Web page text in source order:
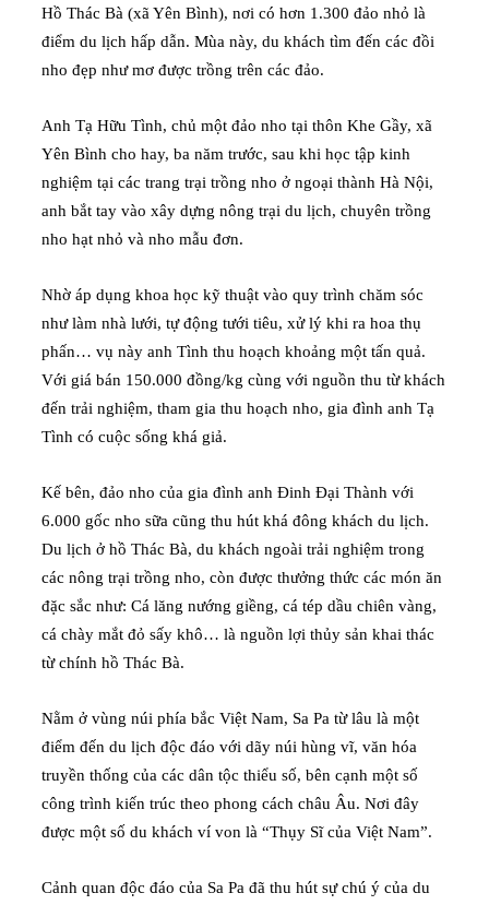
Hồ Thác Bà (xã Yên Bình), nơi có hơn 1.300 đảo nhỏ là
điểm du lịch hấp dẫn. Mùa này, du khách tìm đến các đồi
nho đẹp như mơ được trồng trên các đảo.
Anh Tạ Hữu Tình, chủ một đảo nho tại thôn Khe Gầy, xã
Yên Bình cho hay, ba năm trước, sau khi học tập kinh
nghiệm tại các trang trại trồng nho ở ngoại thành Hà Nội,
anh bắt tay vào xây dựng nông trại du lịch, chuyên trồng
nho hạt nhỏ và nho mẫu đơn.
Nhờ áp dụng khoa học kỹ thuật vào quy trình chăm sóc
như làm nhà lưới, tự động tưới tiêu, xử lý khi ra hoa thụ
phấn… vụ này anh Tình thu hoạch khoảng một tấn quả.
Với giá bán 150.000 đồng/kg cùng với nguồn thu từ khách
đến trải nghiệm, tham gia thu hoạch nho, gia đình anh Tạ
Tình có cuộc sống khá giả.
Kế bên, đảo nho của gia đình anh Đinh Đại Thành với
6.000 gốc nho sữa cũng thu hút khá đông khách du lịch.
Du lịch ở hồ Thác Bà, du khách ngoài trải nghiệm trong
các nông trại trồng nho, còn được thưởng thức các món ăn
đặc sắc như: Cá lăng nướng giềng, cá tép dầu chiên vàng,
cá chày mắt đỏ sấy khô… là nguồn lợi thủy sản khai thác
từ chính hồ Thác Bà.
Nằm ở vùng núi phía bắc Việt Nam, Sa Pa từ lâu là một
điểm đến du lịch độc đáo với dãy núi hùng vĩ, văn hóa
truyền thống của các dân tộc thiểu số, bên cạnh một số
công trình kiến trúc theo phong cách châu Âu. Nơi đây
được một số du khách ví von là “Thụy Sĩ của Việt Nam”.
Cảnh quan độc đáo của Sa Pa đã thu hút sự chú ý của du